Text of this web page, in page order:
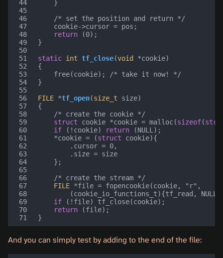
44
45
46
47
48
49
50
51
52
53
54
55
56
57
58
59
60
61
62
63
64
65
66
67
68
69
70
71
}
/* set the position and return */
cookie->cursor = pos ;
return
(0);
}
static int tf_close(void *cookie)
{
free(cookie);
/* take it now! */
}
FILE *tf_open(size_t size)
{
/* create the cookie */
struct
cookie *cookie = malloc(sizeof(
if
( ! cookie) return (NULL );
*cookie = (struct cookie){
. cursor = 0,
. size = size
};
/* create the stream */
FILE *file = fopencookie(cookie, "r" ,
(cookie_io_functions_t){tf_read , NULL
if
( ! file) tf_close(cookie);
return
(file);
}
And you can simply test by adding to the end of the file: